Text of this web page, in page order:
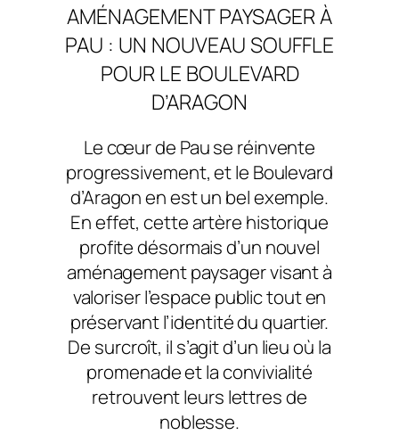
AMÉNAGEMENT PAYSAGER À
PAU : UN NOUVEAU SOUFFLE
POUR LE BOULEVARD
D’ARAGON
Le cœur de Pau se réinvente
progressivement, et le Boulevard
d’Aragon en est un bel exemple.
En effet, cette artère historique
profite désormais d’un nouvel
aménagement paysager visant à
valoriser l’espace public tout en
préservant l’identité du quartier.
De surcroît, il s’agit d’un lieu où la
promenade et la convivialité
retrouvent leurs lettres de
noblesse.